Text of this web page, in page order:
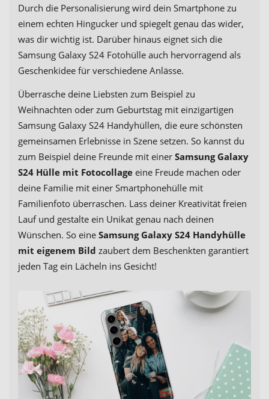
Durch die Personalisierung wird dein Smartphone zu
einem echten Hingucker und spiegelt genau das wider,
was dir wichtig ist. Darüber hinaus eignet sich die
Samsung Galaxy S24 Fotohülle auch hervorragend als
Geschenkidee für verschiedene Anlässe.
Überrasche deine Liebsten zum Beispiel zu
Weihnachten oder zum Geburtstag mit einzigartigen
Samsung Galaxy S24 Handyhüllen, die eure schönsten
gemeinsamen Erlebnisse in Szene setzen. So kannst du
zum Beispiel deine Freunde mit einer Samsung Galaxy
S24 Hülle mit Fotocollage eine Freude machen oder
deine Familie mit einer Smartphonehülle mit
Familienfoto überraschen. Lass deiner Kreativität freien
Lauf und gestalte ein Unikat genau nach deinen
Wünschen. So eine Samsung Galaxy S24 Handyhülle
mit eigenem Bild zaubert dem Beschenkten garantiert
jeden Tag ein Lächeln ins Gesicht!